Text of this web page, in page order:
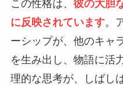
この性格は、 彼の大胆
に反映されています。
ーシップが、他のキャ
を生み出し、物語に活
理的な思考が、しばし